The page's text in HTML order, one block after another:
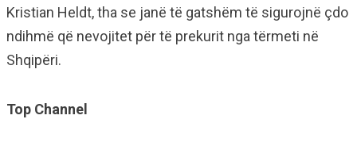
Kristian Heldt, tha se janë të gatshëm të sigurojnë çdo
ndihmë që nevojitet për të prekurit nga tërmeti në
Shqipëri.
Top Channel